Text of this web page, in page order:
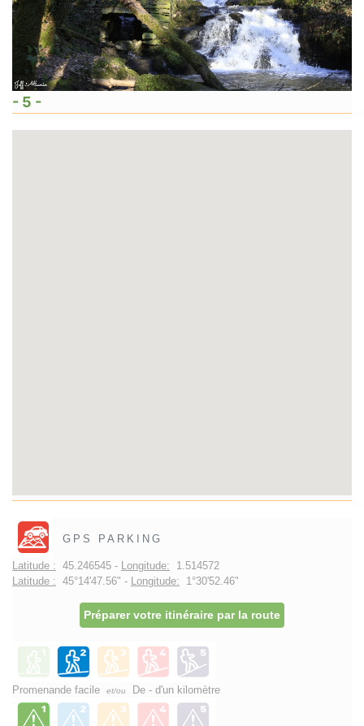
- 5 -
GPS PARKING
Latitude : 45.246545 - Longitude: 1.514572
Latitude : 45°14'47.56" - Longitude: 1°30'52.46"
Préparer votre itinéraire par la route
Promenande facile et/ou De - d'un kilomètre